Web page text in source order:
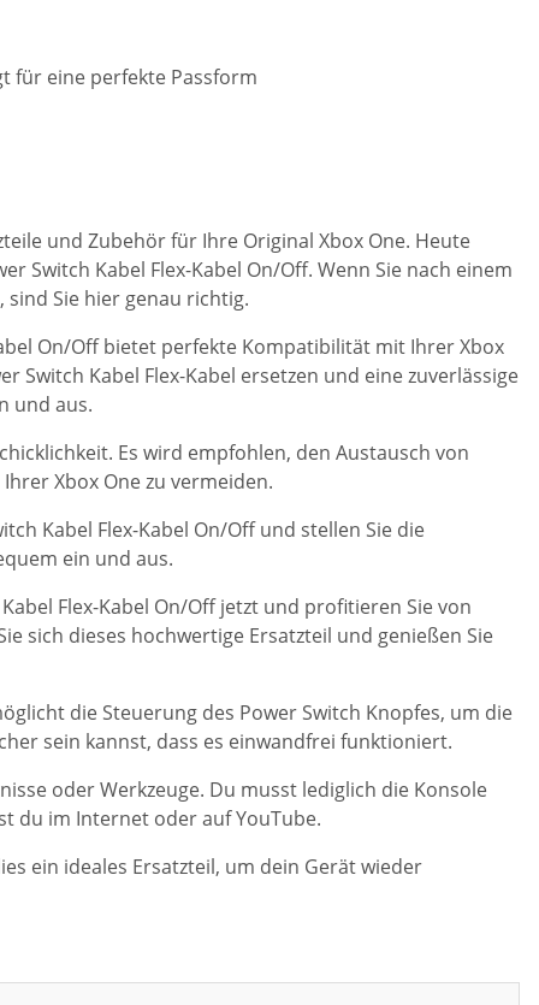
für eine perfekte Passform
und Zubehör für Ihre Original Xbox One. Heute
Switch Kabel Flex-Kabel On/Off. Wenn Sie nach einem
Sie hier genau richtig.
On/Off bietet perfekte Kompatibilität mit Ihrer Xbox
Switch Kabel Flex-Kabel ersetzen und eine zuverlässige
und aus.
Es wird empfohlen, den Austausch von
Xbox One zu vermeiden.
Kabel Flex-Kabel On/Off und stellen Sie die
ein und aus.
Flex-Kabel On/Off jetzt und profitieren Sie von
sich dieses hochwertige Ersatzteil und genießen Sie
die Steuerung des Power Switch Knopfes, um die
sein kannst, dass es einwandfrei funktioniert.
oder Werkzeuge. Du musst lediglich die Konsole
du im Internet oder auf YouTube.
ein ideales Ersatzteil, um dein Gerät wieder